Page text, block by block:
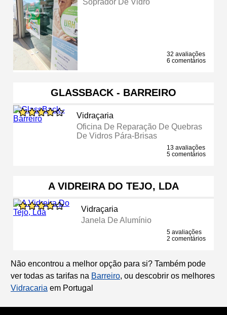
32 avaliações
6 comentários
GLASSBACK - BARREIRO
Vidraçaria
Oficina De Reparação De Quebras
De Vidros Pára-Brisas
13 avaliações
5 comentários
A VIDREIRA DO TEJO, LDA
Vidraçaria
Janela De Alumínio
5 avaliações
2 comentários
Não encontrou a melhor opção para si? Também pode
ver todas as tarifas na Barreiro, ou descobrir os melhores
Vidracaria em Portugal